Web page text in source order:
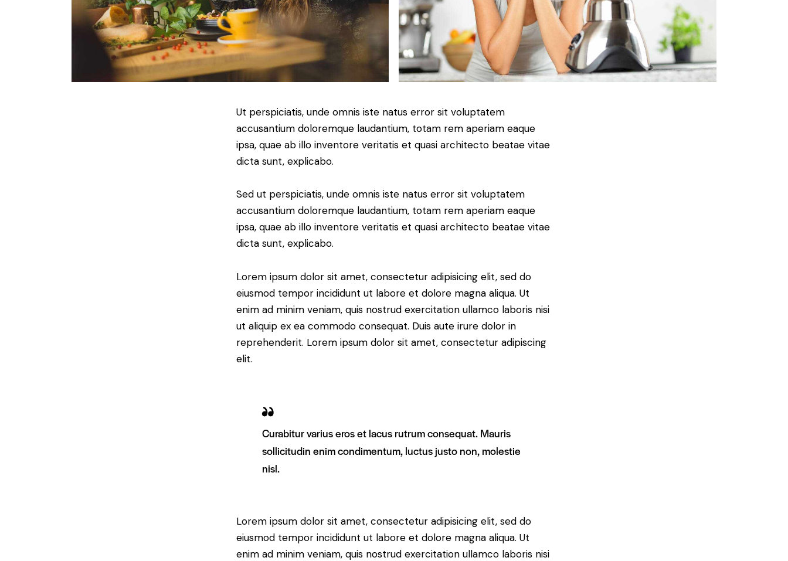
Ut perspiciatis, unde omnis iste natus error sit voluptatem
accusantium doloremque laudantium, totam rem aperiam eaque
ipsa, quae ab illo inventore veritatis et quasi architecto beatae vitae
dicta sunt, explicabo.
Sed ut perspiciatis, unde omnis iste natus error sit voluptatem
accusantium doloremque laudantium, totam rem aperiam eaque
ipsa, quae ab illo inventore veritatis et quasi architecto beatae vitae
dicta sunt, explicabo.
Lorem ipsum dolor sit amet, consectetur adipisicing elit, sed do
eiusmod tempor incididunt ut labore et dolore magna aliqua. Ut
enim ad minim veniam, quis nostrud exercitation ullamco laboris nisi
ut aliquip ex ea commodo consequat. Duis aute irure dolor in
reprehenderit. Lorem ipsum dolor sit amet, consectetur adipiscing
elit.
Curabitur varius eros et lacus rutrum consequat. Mauris
sollicitudin enim condimentum, luctus justo non, molestie
nisl.
Lorem ipsum dolor sit amet, consectetur adipisicing elit, sed do
eiusmod tempor incididunt ut labore et dolore magna aliqua. Ut
enim ad minim veniam, quis nostrud exercitation ullamco laboris nisi